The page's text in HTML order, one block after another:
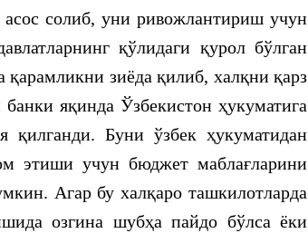
асос солиб, уни ривожлантириш учун
қўлидаги қурол бўлган
зиёда қилиб, халқни қарз
яқинда Ўзбекистон ҳукуматига
Буни ўзбек ҳукуматидан
этиши учун бюджет маблағларини
Агар бу халқаро ташкилотларда
озгина шубҳа пайдо бўлса ёки